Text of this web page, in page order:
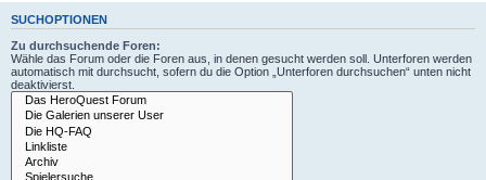
SUCHOPTIONEN
Zu durchsuchende Foren:
Wähle das Forum oder die Foren aus, in denen gesucht werden soll. Unterforen werden
automatisch mit durchsucht, sofern du die Option „Unterforen durchsuchen“ unten nicht
deaktivierst.